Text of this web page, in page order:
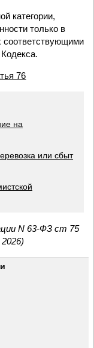
категории,
только в
соответствующими
76
на
или сбыт
N 63-ФЗ ст 75